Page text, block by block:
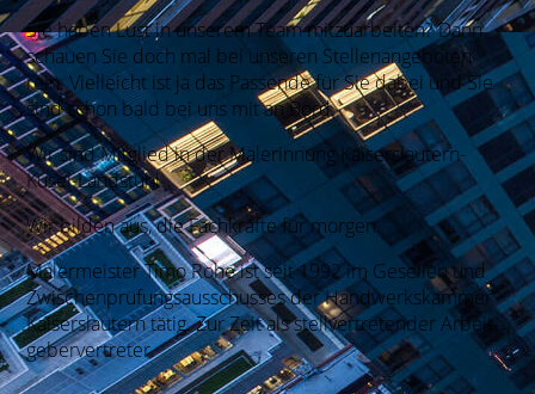
Sie haben Lust in unse­rem Team mit­zu­arbei­ten? Dann
schau­en Sie doch mal bei unse­ren Stellen­ange­boten
rein. Viel­leicht ist ja das Passende für Sie dabei und Sie
sind schon bald bei uns mit an Bord.
Wir sind Mit­glied in der Maler­innung Kaisers­lau­tern-
Kusel-Land­stuhl.
Wir bilden aus, die Fach­kräfte für morgen.
Maler­meister Timo Rohe ist seit 1992 im Ge­sellen und
Zwischen­prüfungs­aus­schusses der Hand­werks­kammer
Kaisers­lautern tätig. Zur Zeit als stell­ver­tre­ten­der Arbeit­
geber­ver­treter.